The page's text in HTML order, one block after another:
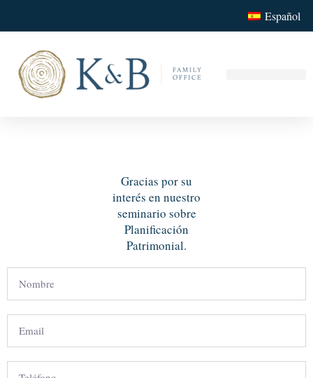
Español
Gracias por su
interés en nuestro
seminario sobre
Planificación
Patrimonial.